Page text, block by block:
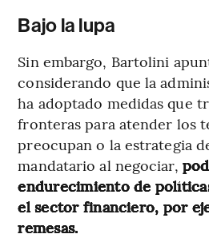
Bajo la lupa
Sin embargo, Bartolini
considerando que la
ha adoptado medidas que
fronteras para atender los
preocupan o la estrategia
mandatario al negociar,
endurecimiento de
el sector financiero, por
remesas.